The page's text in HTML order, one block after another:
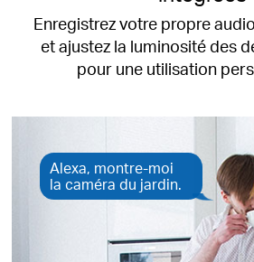
Enregistrez votre propre
et ajustez la luminosité des
pour une utilisation
Alexa, montre-moi
la caméra du jardin.